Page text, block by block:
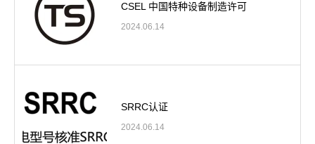
CSEL 中国特种设备制造许可
2024.06.14
SRRC认证
2024.06.14